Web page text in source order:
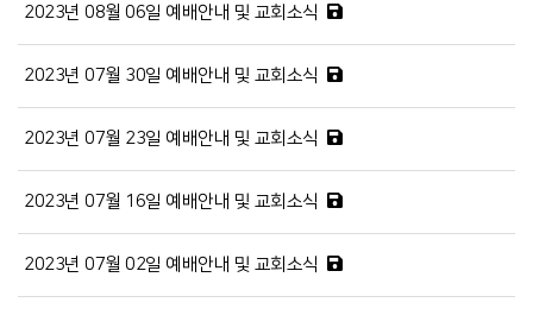
2023년 08월 06일 예배안내 및 교회소식
2023년 07월 30일 예배안내 및 교회소식
2023년 07월 23일 예배안내 및 교회소식
2023년 07월 16일 예배안내 및 교회소식
2023년 07월 02일 예배안내 및 교회소식